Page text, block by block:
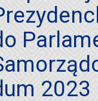
2023